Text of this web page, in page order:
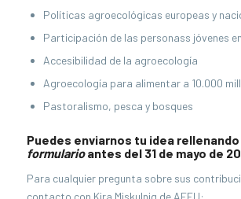
Políticas agroecológicas europeas y
Participación de las personass jóvenes
Accesibilidad de la agroecología
Agroecología para alimentar a 10.000
Pastoralismo, pesca y bosques
Puedes enviarnos tu idea rellenando
formulario antes del 31 de mayo de
Para cualquier pregunta sobre sus